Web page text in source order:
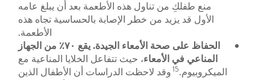
منع طفلكِ من تناول هذه الأطعمة بعد أن يبلغ عامه
الأول قد يزيد من خطر الإصابة بالحساسية تجاه هذه
الأطعمة.
الحفاظ على صحة الأمعاء الجيدة. يقع ٧٠٪ من الجهاز
المناعي في الأمعاء، حيث تتفاعل الخلايا المناعية مع
الميكروبيوم.15وقد لاحظت الدراسات أن الأطفال الذين